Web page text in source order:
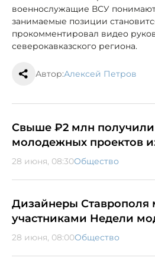
военнослужащие ВСУ
занимаемые позиции
прокомментировал видео
северокавказского региона.
Автор:Алексей Петров
Свыше ₽2 млн получили
молодежных проектов
28 июня, 08:30Общество
Дизайнеры Ставрополя
участниками Недели
28 июня, 08:00Общество